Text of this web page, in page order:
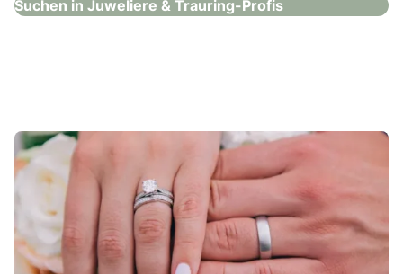
Suchen in Juweliere & Trauring-Profis